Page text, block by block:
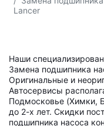
Lancer
Наши
Замена подшипника
Оригинальные и
Автосервисы
Подмосковье (Химки,
до 2-х лет. Скидки
подшипника насоса